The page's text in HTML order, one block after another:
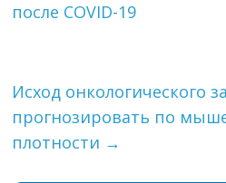
после COVID-19
Исход онкологического
прогнозировать по
плотности →